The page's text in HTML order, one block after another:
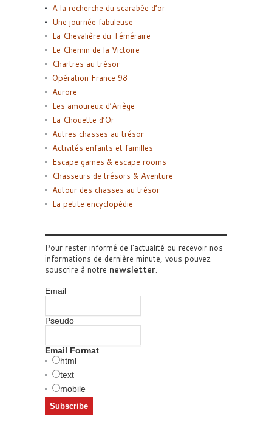
A la recherche du scarabée d’or
Une journée fabuleuse
La Chevalière du Téméraire
Le Chemin de la Victoire
Chartres au trésor
Opération France 98
Aurore
Les amoureux d’Ariège
La Chouette d’Or
Autres chasses au trésor
Activités enfants et familles
Escape games & escape rooms
Chasseurs de trésors & Aventure
Autour des chasses au trésor
La petite encyclopédie
Pour rester informé de l'actualité ou recevoir nos
informations de dernière minute, vous pouvez
souscrire à notre newsletter.
Email
Pseudo
Email Format
html
text
mobile